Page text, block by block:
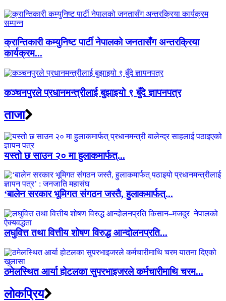
क्रान्तिकारी कम्युनिष्ट पार्टी नेपालको जनतासँग अन्तरक्रिया
कार्यक्रम...
कञ्चनपुरले प्रधानमन्त्रीलाई बुझाइयो ९ बुँदे ज्ञापनपत्र
ताजा
यस्तो छ साउन २० मा हुलाकमार्फत्...
‘बालेन सरकार भूमिगत संगठन जस्तै, हुलाकमार्फत्...
लघुवित्त तथा वित्तीय शोषण विरुद्ध आन्दोलनप्रति...
ठमेलस्थित आर्या होटलका सुपरभाइजरले कर्मचारीमाथि चरम...
लाेकप्रिय